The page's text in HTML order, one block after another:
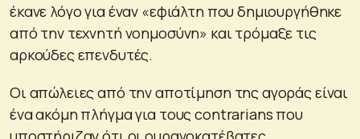
έκανε λόγο για έναν «εφιάλτη που δημιουργήθηκε
από την τεχνητή νοημοσύνη» και τρόμαξε τις
αρκούδες επενδυτές.
Οι απώλειες από την αποτίμηση της αγοράς είναι
ένα ακόμη πλήγμα για τους contrarians που